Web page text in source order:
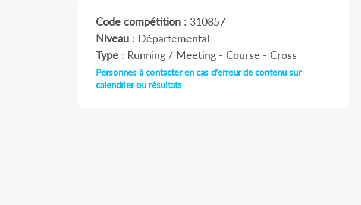
Code compétition: 310857
Niveau: Départemental
Type: Running / Meeting - Course - Cross
Personnes à contacter en cas d'erreur de contenu sur
calendrier ou résultats